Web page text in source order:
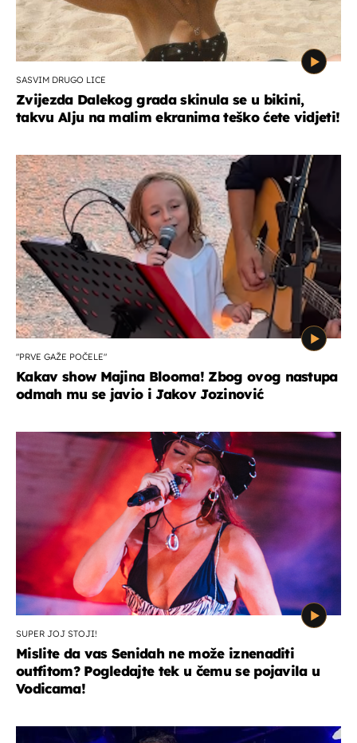
SASVIM DRUGO LICE
Zvijezda Dalekog grada skinula se u bikini,
takvu Alju na malim ekranima teško ćete vidjeti!
"PRVE GAŽE POČELE"
Kakav show Majina Blooma! Zbog ovog nastupa
odmah mu se javio i Jakov Jozinović
SUPER JOJ STOJI!
Mislite da vas Senidah ne može iznenaditi
outfitom? Pogledajte tek u čemu se pojavila u
Vodicama!